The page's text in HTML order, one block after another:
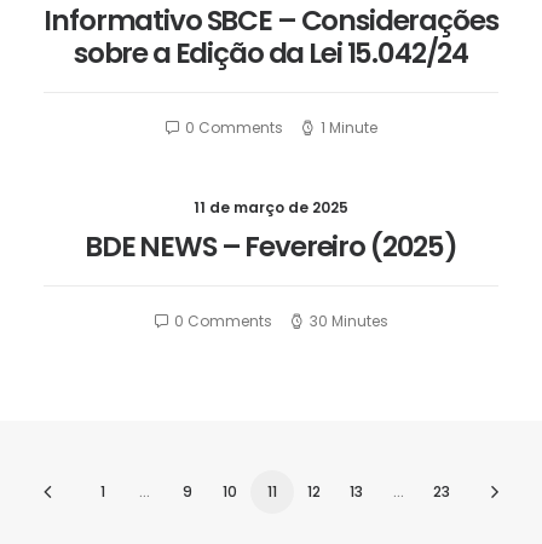
Informativo SBCE – Considerações
sobre a Edição da Lei 15.042/24
0 Comments 1 Minute
11 de março de 2025
BDE NEWS – Fevereiro (2025)
0 Comments 30 Minutes
1 … 9 10 11 12 13 … 23